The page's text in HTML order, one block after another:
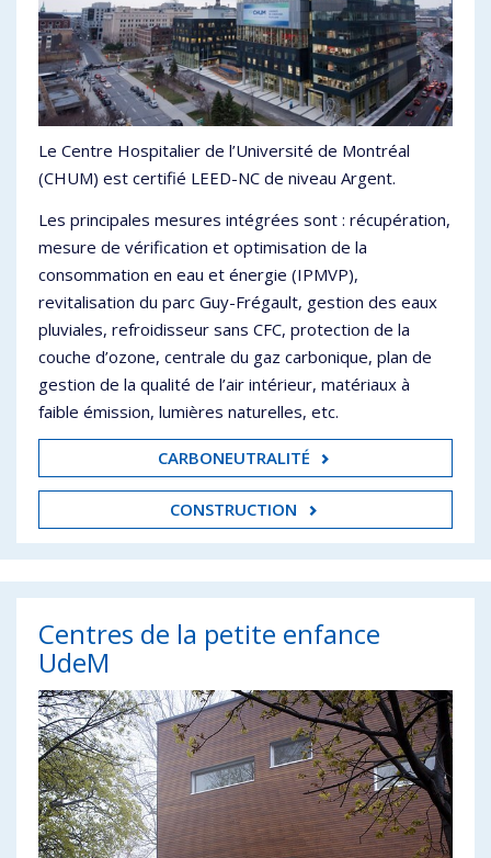
Le Centre Hospitalier de l’Université de Montréal
(CHUM) est certifié LEED-NC de niveau Argent.
Les principales mesures intégrées sont : récupération,
mesure de vérification et optimisation de la
consommation en eau et énergie (IPMVP),
revitalisation du parc Guy-Frégault, gestion des eaux
pluviales, refroidisseur sans CFC, protection de la
couche d’ozone, centrale du gaz carbonique, plan de
gestion de la qualité de l’air intérieur, matériaux à
faible émission, lumières naturelles, etc.
CARBONEUTRALITÉ
CONSTRUCTION
Centres de la petite enfance
UdeM